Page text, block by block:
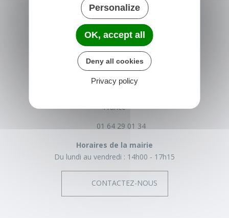
NONVILLE
Place de la Mairie
France
01 64 29 01 34
Horaires de la mairie
Du lundi au vendredi : 14h00 - 17h15
CONTACTEZ-NOUS
Personalize
OK, accept all
Deny all cookies
Privacy policy